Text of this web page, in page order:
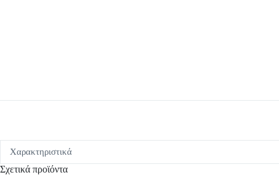
Χαρακτηριστικά
Σχετικά προϊόντα